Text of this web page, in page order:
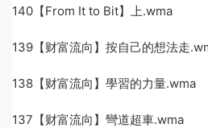
140【From It to Bit】上.wma
139【财富流向】按自己的想法走
138【财富流向】學習的力量.wma
137【财富流向】彎道超車.wma